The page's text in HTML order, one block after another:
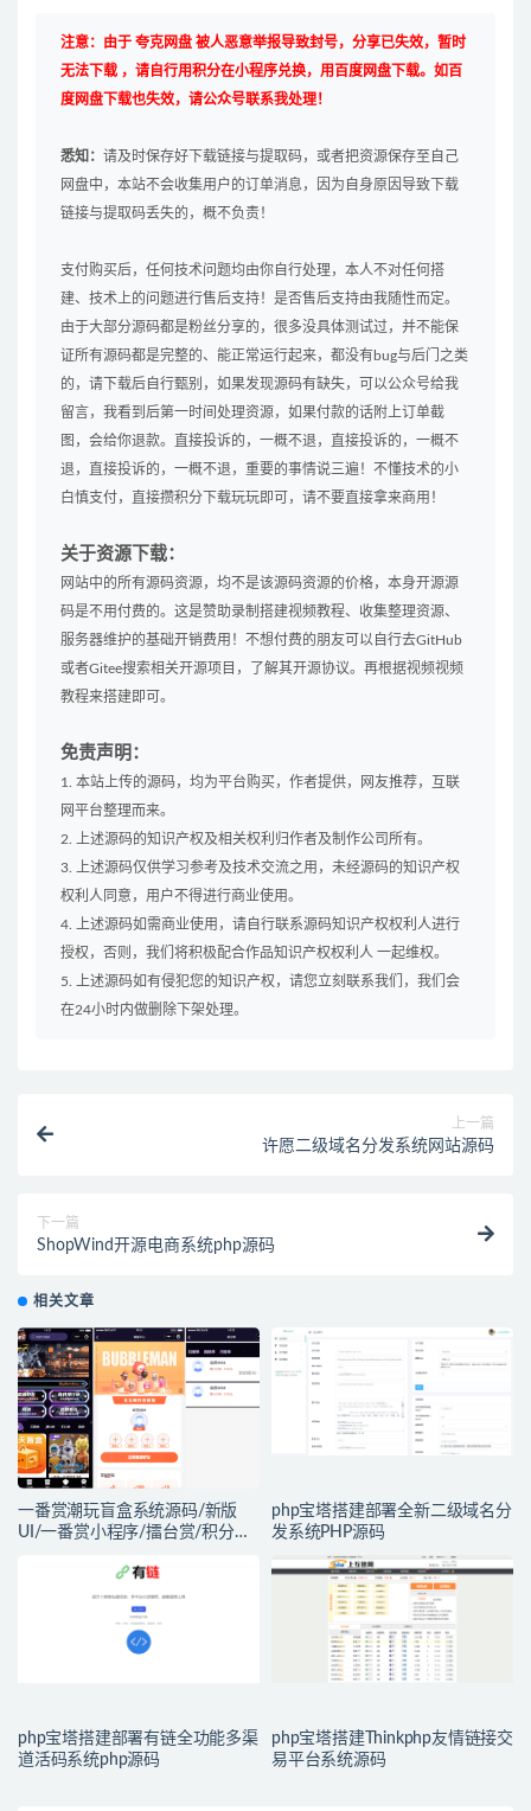
注意：由于 夸克网盘 被人恶意举报导致封号，分享已失效，暂时
无法下载 ，请自行用积分在小程序兑换，用百度网盘下载。如百
度网盘下载也失效，请公众号联系我处理！
悉知： 请及时保存好下载链接与提取码，或者把资源保存至自己
网盘中，本站不会收集用户的订单消息，因为自身原因导致下载
链接与提取码丢失的，概不负责！
支付购买后，任何技术问题均由你自行处理，本人不对任何搭
建、技术上的问题进行售后支持！是否售后支持由我随性而定。
由于大部分源码都是粉丝分享的，很多没具体测试过，并不能保
证所有源码都是完整的、能正常运行起来，都没有bug与后门之类
的，请下载后自行甄别，如果发现源码有缺失，可以公众号给我
留言，我看到后第一时间处理资源，如果付款的话附上订单截
图，会给你退款。直接投诉的，一概不退，直接投诉的，一概不
退，直接投诉的，一概不退，重要的事情说三遍！不懂技术的小
白慎支付，直接攒积分下载玩玩即可，请不要直接拿来商用！
关于资源下载：
网站中的所有源码资源，均不是该源码资源的价格，本身开源源
码是不用付费的。这是赞助录制搭建视频教程、收集整理资源、
服务器维护的基础开销费用！不想付费的朋友可以自行去GitHub
或者Gitee搜索相关开源项目，了解其开源协议。再根据视频视频
教程来搭建即可。
免责声明：
1. 本站上传的源码，均为平台购买，作者提供，网友推荐，互联
网平台整理而来。
2. 上述源码的知识产权及相关权利归作者及制作公司所有。
3. 上述源码仅供学习参考及技术交流之用，未经源码的知识产权
权利人同意，用户不得进行商业使用。
4. 上述源码如需商业使用，请自行联系源码知识产权权利人进行
授权，否则，我们将积极配合作品知识产权权利人 一起维权。
5. 上述源码如有侵犯您的知识产权，请您立刻联系我们，我们会
在24小时内做删除下架处理。
上一篇
许愿二级域名分发系统网站源码
下一篇
ShopWind开源电商系统php源码
相关文章
一番赏潮玩盲盒系统源码/新版
UI/一番赏小程序/擂台赏/积分赏/
php宝塔搭建部署全新二级域名分
发系统PHP源码
php宝塔搭建部署有链全功能多渠
道活码系统php源码
php宝塔搭建Thinkphp友情链接交
易平台系统源码